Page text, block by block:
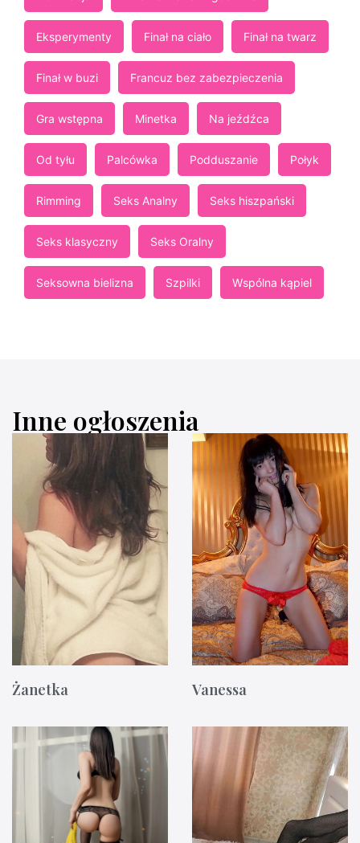
Eksperymenty Finał na ciało Finał na twarz
Finał w buzi Francuz bez zabezpieczenia
Gra wstępna Minetka Na jeźdźca
Od tyłu Palcówka Podduszanie Połyk
Rimming Seks Analny Seks hiszpański
Seks klasyczny Seks Oralny
Seksowna bielizna Szpilki Wspólna kąpiel
Inne ogłoszenia
Żanetka Vanessa